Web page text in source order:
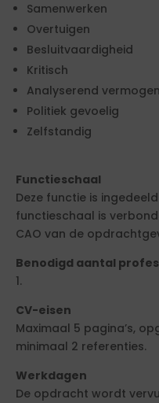
Samenwerken
Overtuigen
Besluitvaardigheid
Kritisch
Analyserend vermogen
Politiek gevoelig
Zelfstandig
Functieschaal
Deze functie is
functieschaal is
CAO van de
Benodigd aantal
1.
CV-eisen
Maximaal 5 pagina’s,
minimaal 2 referenties.
Werkdagen
De opdracht wordt